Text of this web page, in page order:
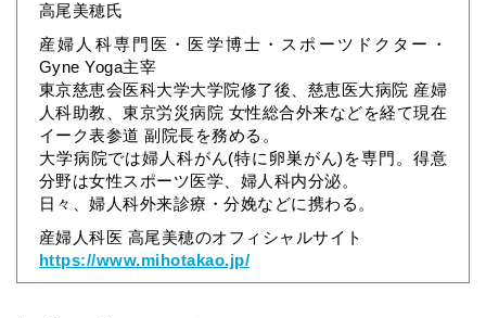
高尾美穂氏
産婦人科専門医・医学博士・スポーツドクター・
Gyne Yoga主宰
東京慈恵会医科大学大学院修了後、慈恵医大病院 産婦
人科助教、東京労災病院 女性総合外来などを経て現在
イーク表参道 副院長を務める。
大学病院では婦人科がん(特に卵巣がん)を専門。得意
分野は女性スポーツ医学、婦人科内分泌。
日々、婦人科外来診療・分娩などに携わる。
産婦人科医 高尾美穂のオフィシャルサイト
https://www.mihotakao.jp/